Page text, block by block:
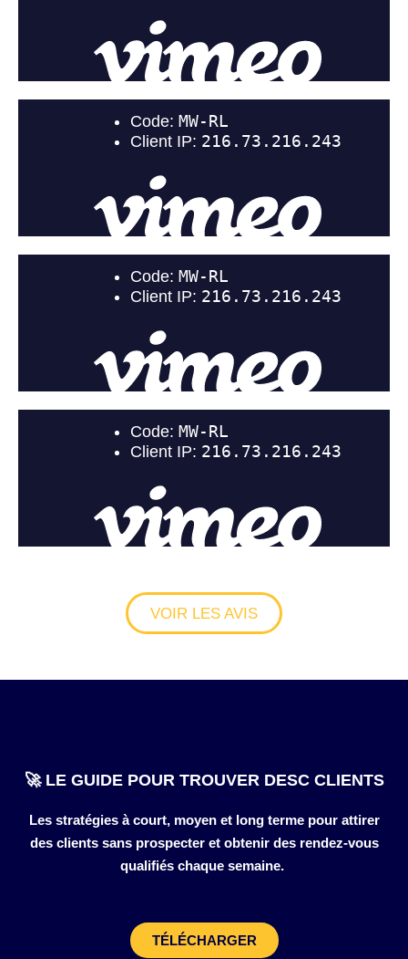
VOIR LES AVIS
🚀 LE GUIDE POUR TROUVER DESC CLIENTS
Les stratégies à court, moyen et long terme pour attirer
des clients sans prospecter et obtenir des rendez-vous
qualifiés chaque semaine.
TÉLÉCHARGER